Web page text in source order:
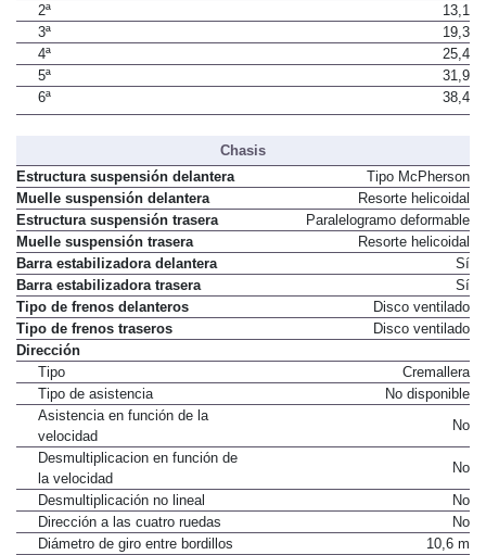
2ª
13,1
3ª
19,3
4ª
25,4
5ª
31,9
6ª
38,4
Chasis
Estructura suspensión delantera
Tipo McPherson
Muelle suspensión delantera
Resorte helicoidal
Estructura suspensión trasera
Paralelogramo deformable
Muelle suspensión trasera
Resorte helicoidal
Barra estabilizadora delantera
Sí
Barra estabilizadora trasera
Sí
Tipo de frenos delanteros
Disco ventilado
Tipo de frenos traseros
Disco ventilado
Dirección
Tipo
Cremallera
Tipo de asistencia
No disponible
Asistencia en función de la
velocidad
No
Desmultiplicacion en función de
la velocidad
No
Desmultiplicación no lineal
No
Dirección a las cuatro ruedas
No
Diámetro de giro entre bordillos
10,6 m